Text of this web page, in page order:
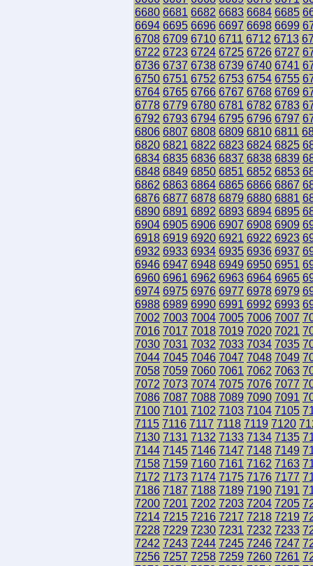
6680 6681 6682 6683 6684 6685
6694 6695 6696 6697 6698 6699
6708 6709 6710 6711 6712 6713
6722 6723 6724 6725 6726 6727
6736 6737 6738 6739 6740 6741
6750 6751 6752 6753 6754 6755
6764 6765 6766 6767 6768 6769
6778 6779 6780 6781 6782 6783
6792 6793 6794 6795 6796 6797
6806 6807 6808 6809 6810 6811
6820 6821 6822 6823 6824 6825
6834 6835 6836 6837 6838 6839
6848 6849 6850 6851 6852 6853
6862 6863 6864 6865 6866 6867
6876 6877 6878 6879 6880 6881
6890 6891 6892 6893 6894 6895
6904 6905 6906 6907 6908 6909
6918 6919 6920 6921 6922 6923
6932 6933 6934 6935 6936 6937
6946 6947 6948 6949 6950 6951
6960 6961 6962 6963 6964 6965
6974 6975 6976 6977 6978 6979
6988 6989 6990 6991 6992 6993
7002 7003 7004 7005 7006 7007
7016 7017 7018 7019 7020 7021
7030 7031 7032 7033 7034 7035
7044 7045 7046 7047 7048 7049
7058 7059 7060 7061 7062 7063
7072 7073 7074 7075 7076 7077
7086 7087 7088 7089 7090 7091
7100 7101 7102 7103 7104 7105
7115 7116 7117 7118 7119 7120
7130 7131 7132 7133 7134 7135
7144 7145 7146 7147 7148 7149
7158 7159 7160 7161 7162 7163
7172 7173 7174 7175 7176 7177
7186 7187 7188 7189 7190 7191
7200 7201 7202 7203 7204 7205
7214 7215 7216 7217 7218 7219
7228 7229 7230 7231 7232 7233
7242 7243 7244 7245 7246 7247
7256 7257 7258 7259 7260 7261